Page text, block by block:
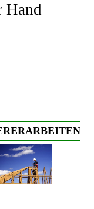
Hand